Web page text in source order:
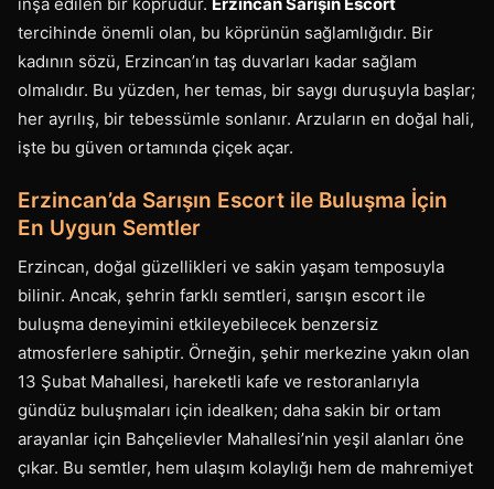
tercihinde önemli olan, bu köprünün sağlamlığıdır. Bir
kadının sözü, Erzincan’ın taş duvarları kadar sağlam
olmalıdır. Bu yüzden, her temas, bir saygı duruşuyla başlar;
her ayrılış, bir tebessümle sonlanır. Arzuların en doğal hali,
işte bu güven ortamında çiçek açar.
Erzincan’da Sarışın Escort ile Buluşma İçin
En Uygun Semtler
Erzincan, doğal güzellikleri ve sakin yaşam temposuyla
bilinir. Ancak, şehrin farklı semtleri, sarışın escort ile
buluşma deneyimini etkileyebilecek benzersiz
atmosferlere sahiptir. Örneğin, şehir merkezine yakın olan
13 Şubat Mahallesi, hareketli kafe ve restoranlarıyla
gündüz buluşmaları için idealken; daha sakin bir ortam
arayanlar için Bahçelievler Mahallesi’nin yeşil alanları öne
çıkar. Bu semtler, hem ulaşım kolaylığı hem de mahremiyet